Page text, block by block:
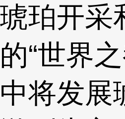
琥珀开采
的“世界
中将发展